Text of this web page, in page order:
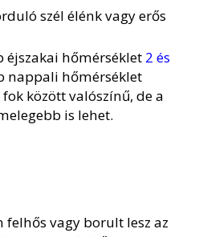
szél élénk vagy erős
éjszakai hőmérséklet 2 és
nappali hőmérséklet
fok között valószínű, de a
is lehet.
felhős vagy borult lesz az